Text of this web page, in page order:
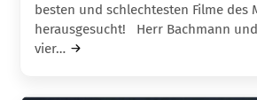
besten und schlechtesten Filme des
herausgesucht! Herr Bachmann und
vier…